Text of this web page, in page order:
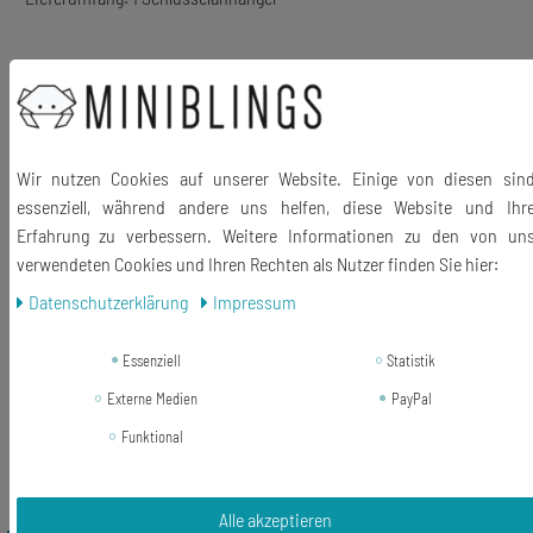
-31%
Babuschka Schlüsselanhänger
Miniblings Matroschka Puppe
Russland Holz lila
In den Warenkorb
*
Wir nutzen Cookies auf unserer Website. Einige von diesen
essenziell, während andere uns helfen, diese Website und
Erfahrung zu verbessern. Weitere Informationen zu den von
verwendeten Cookies und Ihren Rechten als Nutzer finden Sie hier:
Daten­schutz­erklärung
Impressum
Essenziell
Statistik
Externe Medien
PayPal
Funktional
Alle akzeptieren